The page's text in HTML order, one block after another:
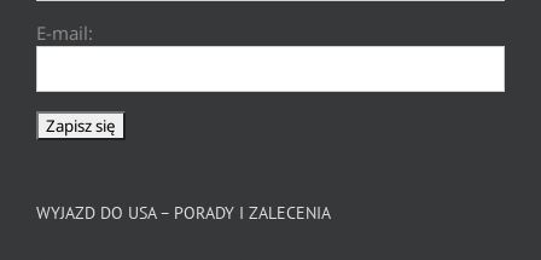
E-mail:
WYJAZD DO USA – PORADY I ZALECENIA